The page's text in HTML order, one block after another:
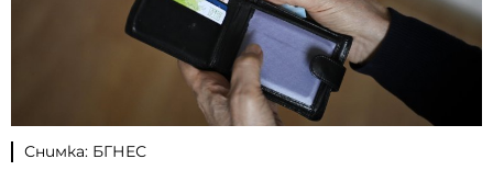
Снимка: БГНЕС